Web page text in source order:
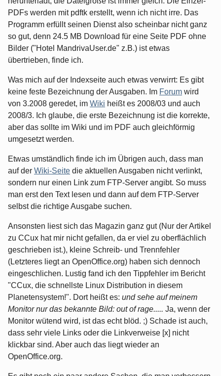
PDFs werden mit pdftk erstellt, wenn ich nicht irre. Das
Programm erfüllt seinen Dienst also scheinbar nicht ganz
so gut, denn 24.5 MB Download für eine Seite PDF ohne
Bilder ("Hotel MandrivaUser.de" z.B.) ist etwas
übertrieben, finde ich.
Was mich auf der Indexseite auch etwas verwirrt: Es gibt
keine feste Bezeichnung der Ausgaben. Im Forum wird
von 3.2008 geredet, im Wiki heißt es 2008/03 und auch
2008/3. Ich glaube, die erste Bezeichnung ist die korrekte,
aber das sollte im Wiki und im PDF auch gleichförmig
umgesetzt werden.
Etwas umständlich finde ich im Übrigen auch, dass man
auf der Wiki-Seite die aktuellen Ausgaben nicht verlinkt,
sondern nur einen Link zum FTP-Server angibt. So muss
man erst den Text lesen und dann auf dem FTP-Server
selbst die richtige Ausgabe suchen.
Ansonsten liest sich das Magazin ganz gut (Nur der Artikel
zu CCux hat mir nicht gefallen, da er viel zu oberflächlich
geschrieben ist.), kleine Schreib- und Trennfehler
(Letzteres liegt an OpenOffice.org) haben sich dennoch
eingeschlichen. Lustig fand ich den Tippfehler im Bericht
"CCux, die schnellste Linux Distribution in diesem
Planetensystem!". Dort heißt es: und sehe auf meinem
Monitor nur das bekannte Bild: out of rage..... Ja, wenn der
Monitor wütend wird, ist das echt blöd. ;) Schade ist auch,
dass sehr viele Links oder die Linkverweise [x] nicht
klickbar sind. Aber auch das liegt wieder an
OpenOffice.org.